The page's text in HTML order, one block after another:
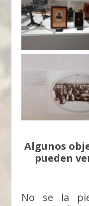
Einstein y la
Aragonesa
Einstein y la
Aragonesa
Algunos
pueden
No se la